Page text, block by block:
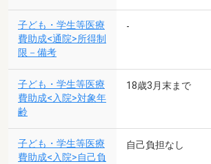
子ども・学生等医療
費助成<通院>所得制
限－備考
-
子ども・学生等医療
費助成<入院>対象年
齢
18歳3月末まで
子ども・学生等医療
費助成<入院>自己負
自己負担なし